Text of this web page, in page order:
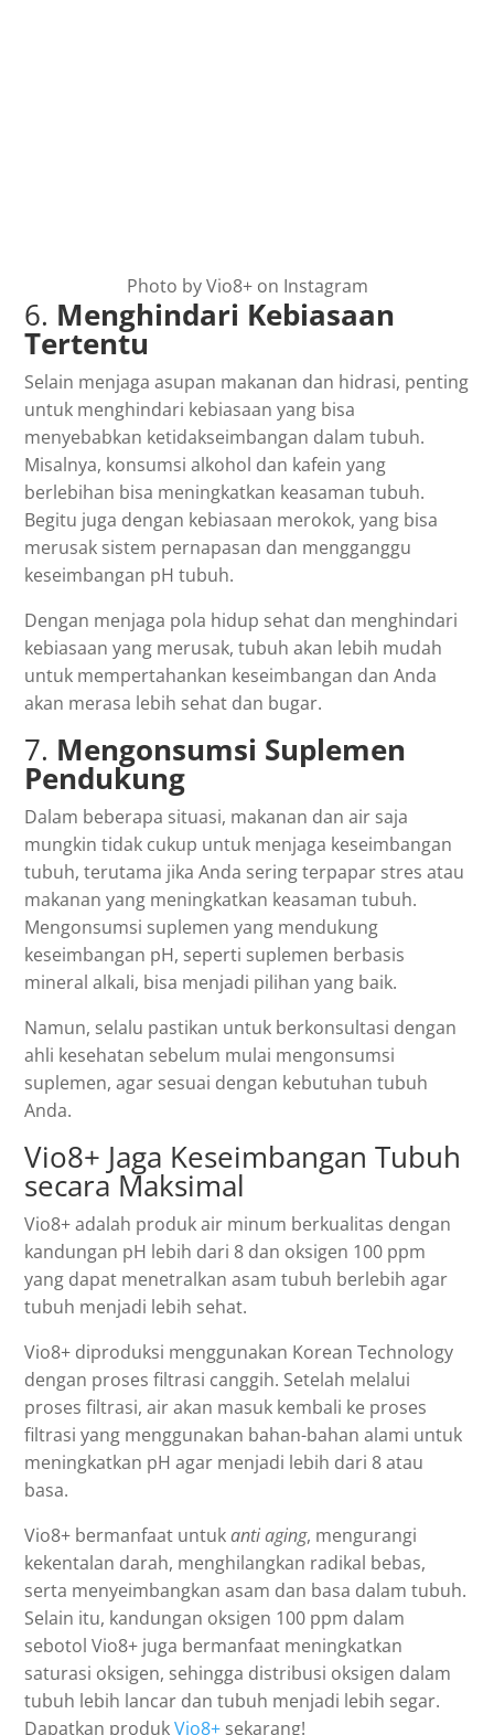
Photo by Vio8+ on Instagram
6. Menghindari Kebiasaan
Tertentu
Selain menjaga asupan makanan dan hidrasi, penting
untuk menghindari kebiasaan yang bisa
menyebabkan ketidakseimbangan dalam tubuh.
Misalnya, konsumsi alkohol dan kafein yang
berlebihan bisa meningkatkan keasaman tubuh.
Begitu juga dengan kebiasaan merokok, yang bisa
merusak sistem pernapasan dan mengganggu
keseimbangan pH tubuh.
Dengan menjaga pola hidup sehat dan menghindari
kebiasaan yang merusak, tubuh akan lebih mudah
untuk mempertahankan keseimbangan dan Anda
akan merasa lebih sehat dan bugar.
7. Mengonsumsi Suplemen
Pendukung
Dalam beberapa situasi, makanan dan air saja
mungkin tidak cukup untuk menjaga keseimbangan
tubuh, terutama jika Anda sering terpapar stres atau
makanan yang meningkatkan keasaman tubuh.
Mengonsumsi suplemen yang mendukung
keseimbangan pH, seperti suplemen berbasis
mineral alkali, bisa menjadi pilihan yang baik.
Namun, selalu pastikan untuk berkonsultasi dengan
ahli kesehatan sebelum mulai mengonsumsi
suplemen, agar sesuai dengan kebutuhan tubuh
Anda.
Vio8+ Jaga Keseimbangan Tubuh
secara Maksimal
Vio8+ adalah produk air minum berkualitas dengan
kandungan pH lebih dari 8 dan oksigen 100 ppm
yang dapat menetralkan asam tubuh berlebih agar
tubuh menjadi lebih sehat.
Vio8+ diproduksi menggunakan Korean Technology
dengan proses filtrasi canggih. Setelah melalui
proses filtrasi, air akan masuk kembali ke proses
filtrasi yang menggunakan bahan-bahan alami untuk
meningkatkan pH agar menjadi lebih dari 8 atau
basa.
Vio8+ bermanfaat untukanti aging, mengurangi
kekentalan darah, menghilangkan radikal bebas,
serta menyeimbangkan asam dan basa dalam tubuh.
Selain itu, kandungan oksigen 100 ppm dalam
sebotol Vio8+ juga bermanfaat meningkatkan
saturasi oksigen, sehingga distribusi oksigen dalam
tubuh lebih lancar dan tubuh menjadi lebih segar.
Dapatkan produkVio8+ sekarang!